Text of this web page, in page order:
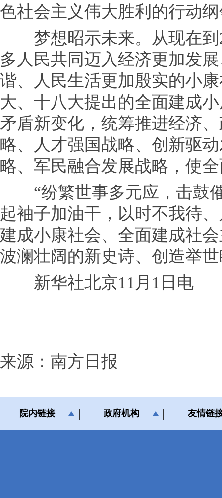
色社会主义伟大胜利的行动
梦想昭示未来。从现在到
多人民共同迈入经济更加发
谐、人民生活更加殷实的小
大、十八大提出的全面建成
矛盾新变化，统筹推进经济
略、人才强国战略、创新驱
略、军民融合发展战略，使
“纷繁世事多元应，击鼓催
起袖子加油干，以时不我待
建成小康社会、全面建成社
波澜壮阔的新史诗、创造举
新华社北京11月1日电
来源：南方日报
院内链接 政府机构 友情链